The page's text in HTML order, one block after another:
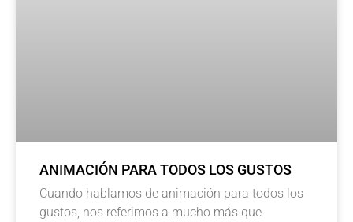
ANIMACIÓN PARA TODOS LOS GUSTOS
Cuando hablamos de animación para todos los
gustos, nos referimos a mucho más que